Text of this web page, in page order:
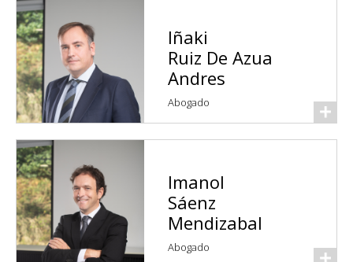
Iñaki
Ruiz De Azua
Andres
Abogado
Imanol
Sáenz
Mendizabal
Abogado